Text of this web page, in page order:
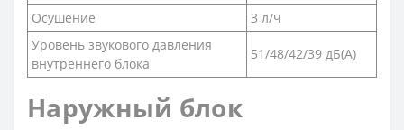
Осушение
3 л/ч
Уровень звукового давления
внутреннего блока
51/48/42/39 дБ(А)
Наружный блок